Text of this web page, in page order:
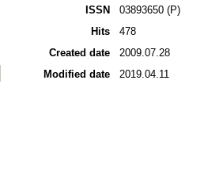
ISSN
03893650 (P)
Hits
478
Created date
2009.07.28
Modified date
2019.04.11